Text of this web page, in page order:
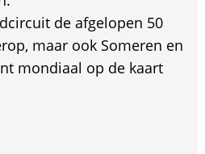
de afgelopen 50
maar ook Someren en
mondiaal op de kaart